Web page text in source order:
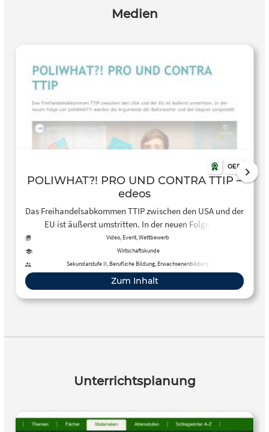
Medien
OER
POLIWHAT?! PRO UND CONTRA TTIP –
edeos
Das Freihandelsabkommen TTIP zwischen den USA und der
EU ist äußerst umstritten. In der neuen Folge von
poliWHAT?! werden die Argumente der Befürworter und der
Gegner vorgestellt.
Video, Event, Wettbewerb
Wirtschaftskunde
Sekundarstufe II, Berufliche Bildung, Erwachsenenbildung
Zum Inhalt
Unterrichtsplanung